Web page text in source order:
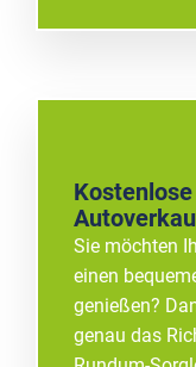
Sie möchten
einen
genießen?
genau das